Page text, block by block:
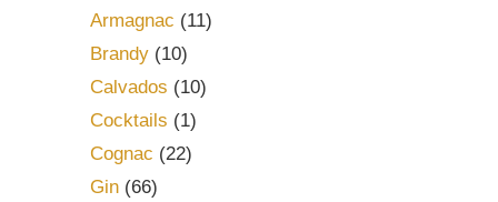
Armagnac (11)
Brandy (10)
Calvados (10)
Cocktails (1)
Cognac (22)
Gin (66)